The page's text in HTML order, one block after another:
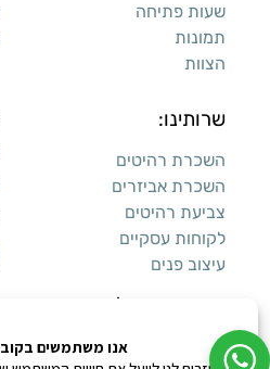
שעות פתיחה
תמונות
הצוות
שרותינו:
השכרת רהיטים
השכרת אביזרים
צביעת רהיטים
לקוחות עסקיים
עיצוב פנים
עיצוב דירות למכירה: